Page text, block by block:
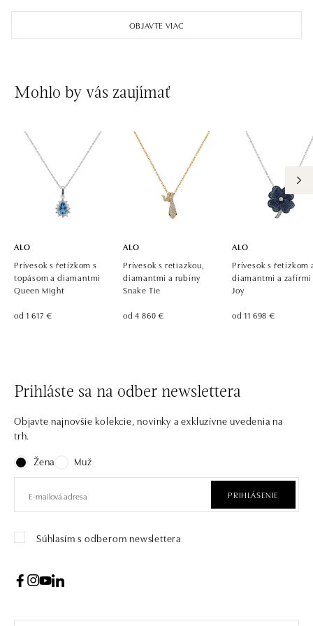
Pařížská 1076/7, 110 00 Praha 1
ALO diamonds Westfield Černý most, Praha 9
Chlumecká 765/6, 198 19 Praha 9
dnes otvorené do 21:00
ALO diamonds, Westfield, Praha 4 - Chodov
Roztylská 2321/19, 148 00 Praha 4 - Chodov
tel.: +420 773 585 559, +420 730 802 800
dnes otvorené do 21:00
OBJAVTE VIAC
Mohlo by vás zaujímať
ALO
Prívesok s řetízkom s
topásom a diamantmi
Queen Might
od 1 617 €
ALO
Prívesok s retiazkou,
diamantmi a rubíny
Snake Tie
od 4 860 €
ALO
Prívesok s řetízkom
diamantmi a zafírmi
Joy
od 11 698 €
Prihláste sa na odber newslettera
Objavte najnovšie kolekcie, novinky a exkluzívne uvedenia na
trh.
Žena
Muž
PRIHLÁSENIE
Súhlasím s odberom newslettera